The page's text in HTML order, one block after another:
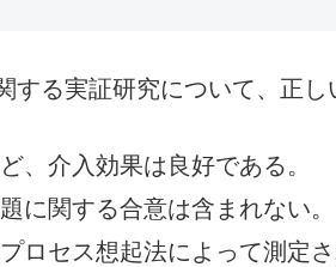
る実証研究について、正し
、介入効果は良好である。
に関する合意は含まれない。
ロセス想起法によって測定さ